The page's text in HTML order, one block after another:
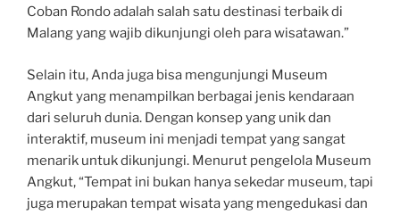
Coban Rondo adalah salah satu destinasi terbaik di
Malang yang wajib dikunjungi oleh para wisatawan.”
Selain itu, Anda juga bisa mengunjungi Museum
Angkut yang menampilkan berbagai jenis kendaraan
dari seluruh dunia. Dengan konsep yang unik dan
interaktif, museum ini menjadi tempat yang sangat
menarik untuk dikunjungi. Menurut pengelola Museum
Angkut, “Tempat ini bukan hanya sekedar museum, tapi
juga merupakan tempat wisata yang mengedukasi dan